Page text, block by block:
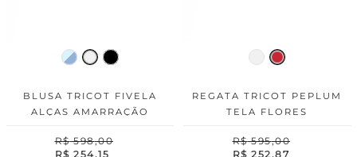
BLUSA TRICOT FIVELA
ALÇAS AMARRAÇÃO
R$ 598,00
R$ 254,15
REGATA TRICOT PEPLUM
TELA FLORES
R$ 595,00
R$ 252,87